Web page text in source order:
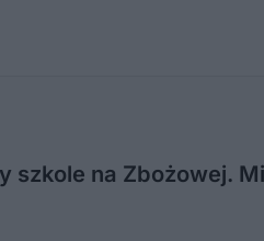
szkole na Zbożowej.